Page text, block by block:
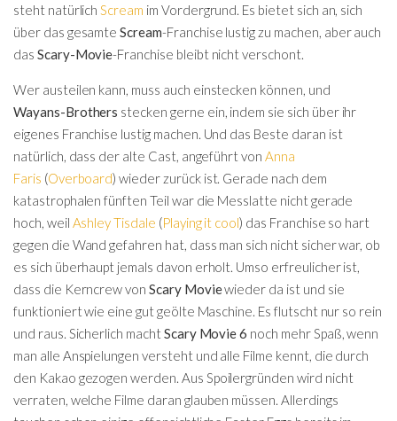
steht natürlich Scream im Vordergrund. Es bietet sich an, sich
über das gesamte Scream-Franchise lustig zu machen, aber auch
das Scary-Movie-Franchise bleibt nicht verschont.
Wer austeilen kann, muss auch einstecken können, und
Wayans-Brothers stecken gerne ein, indem sie sich über ihr
eigenes Franchise lustig machen. Und das Beste daran ist
natürlich, dass der alte Cast, angeführt von Anna
Faris (Overboard) wieder zurück ist. Gerade nach dem
katastrophalen fünften Teil war die Messlatte nicht gerade
hoch, weil Ashley Tisdale (Playing it cool) das Franchise so hart
gegen die Wand gefahren hat, dass man sich nicht sicher war, ob
es sich überhaupt jemals davon erholt. Umso erfreulicher ist,
dass die Kerncrew von Scary Moviewieder da ist und sie
funktioniert wie eine gut geölte Maschine. Es flutscht nur so rein
und raus. Sicherlich macht Scary Movie 6 noch mehr Spaß, wenn
man alle Anspielungen versteht und alle Filme kennt, die durch
den Kakao gezogen werden. Aus Spoilergründen wird nicht
verraten, welche Filme daran glauben müssen. Allerdings